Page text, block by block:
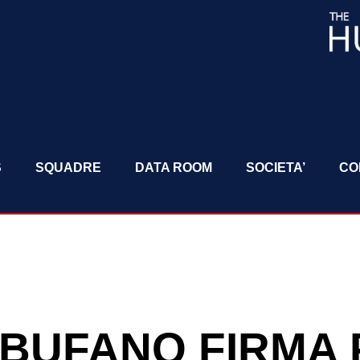
SQUADRE DATA ROOM SOCIETA’
FIRMA